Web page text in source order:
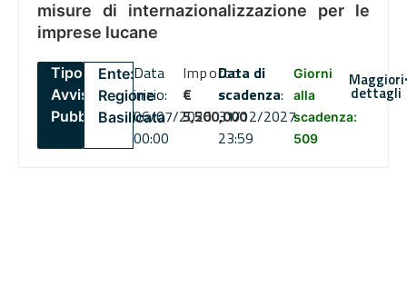
misure di internazionalizzazione per le
imprese lucane
Tipo:
Avviso
Pubblico
Ente:
Regione
Basilicata
Data
inizio:
06/07/2026
00:00
Importo
€
5,500,000
Data di
scadenza:
31/12/2027
23:59
Giorni
alla
scadenza:
509
Maggiori
dettagli